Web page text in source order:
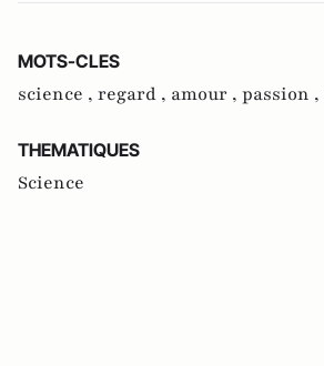
MOTS-CLES
science , regard , amour , passion ,
THEMATIQUES
Science